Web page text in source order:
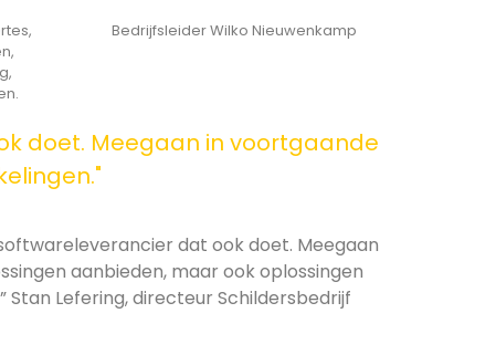
Bedrijfsleider Wilko Nieuwenkamp
doet. Meegaan in voortgaande
dat ook doet. Meegaan
aanbieden, maar ook oplossingen
Stan Lefering, directeur Schildersbedrijf